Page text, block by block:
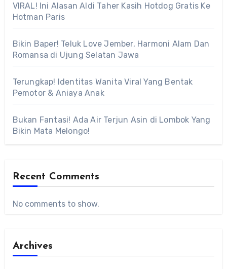
VIRAL! Ini Alasan Aldi Taher Kasih Hotdog Gratis Ke
Hotman Paris
Bikin Baper! Teluk Love Jember, Harmoni Alam Dan
Romansa di Ujung Selatan Jawa
Terungkap! Identitas Wanita Viral Yang Bentak
Pemotor & Aniaya Anak
Bukan Fantasi! Ada Air Terjun Asin di Lombok Yang
Bikin Mata Melongo!
Recent Comments
No comments to show.
Archives